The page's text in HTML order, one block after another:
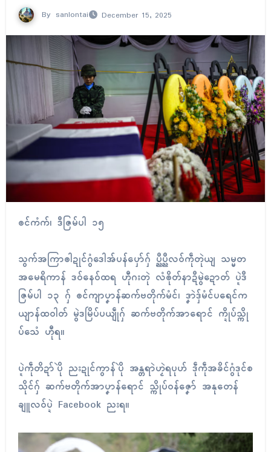
By sanlontai December 15, 2025
ၜၚ်ကံက်၊ ဒဳဇြမ်ပါ ၁၅
သွက်အကြာၜါဍုၚ်ဂွံဒေါအ်ပန်ပှော်ဂှ် ပ္ညဳပ္ညဳလဝ်ကဵုတုဲယျ သမ္မတ
အမေရိကာန် ဒဝ်နေဝ်ထရ ဟီုဂးတုဲ လံၜိုတ်နာဍဳမွဲဍောတ် ပ္ဍဲဒဳ
ဇြမ်ပါ ၁၃ ဂှ် ၜၚ်ကျာပၞာန်ဆက်ဗတိုက်မံၚ်၊ ဒၞာဲဒှ်မံၚ်ပရေၚ်က
ယျာန်ထဝါတ် မွဲဒမြိပ်ပယျဵုဂှ် ဆက်ဗတိုက်အာရောၚ် က္ဍိုပ်သ္ကို
ပ်သေံ ဟီုရ။
ပ္ဍဲကဵုတိဍာ်ပိုဲ ညးဍုၚ်ကွာန်ပိုဲ အန္တရာဲဟၟဲရပုဟ် ဒဵုကဵုအခိၚ်ဂွံဒုၚ်စ
သိုၚ်ဂှ် ဆက်ဗတိုက်အာပၞာန်ရောၚ် သ္ကိုပ်ဝန်ဇၞော် အနုတေန်
ချူလဝ်ပ္ဍဲ Facebook ညးရ။